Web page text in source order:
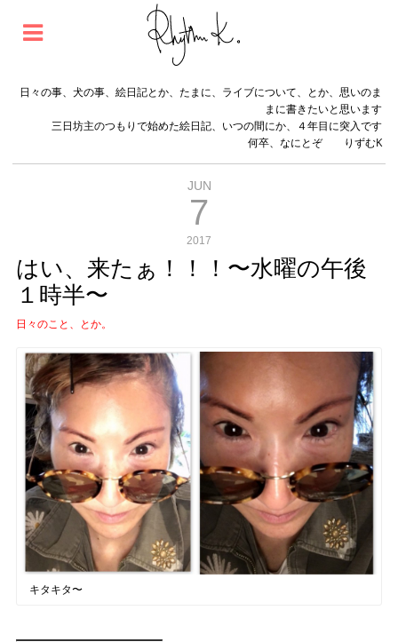
日々の事、犬の事、絵日記とか、たまに、ライブについて、とか、思いのま
まに書きたいと思います
三日坊主のつもりで始めた絵日記、いつの間にか、４年目に突入です
何卒、なにとぞ りずむK
JUN
7
2017
はい、来たぁ！！！〜水曜の午後
１時半〜
日々のこと、とか。
キタキタ〜